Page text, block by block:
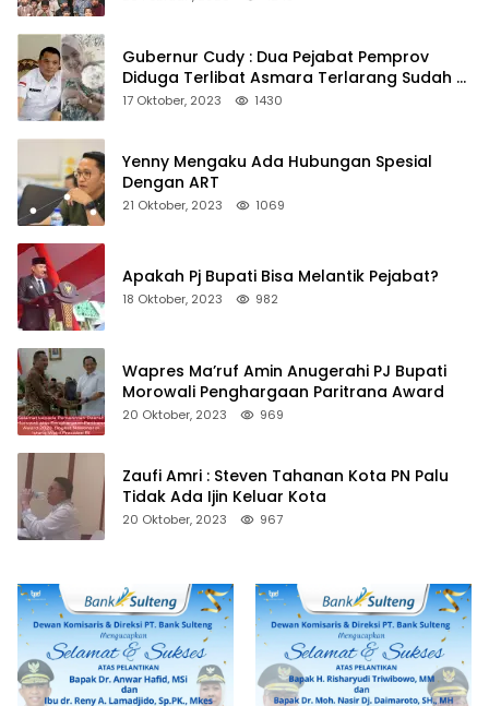
Gubernur Cudy : Dua Pejabat Pemprov
Diduga Terlibat Asmara Terlarang Sudah di
Non Job
17 Oktober, 2023 1430
Yenny Mengaku Ada Hubungan Spesial
Dengan ART
21 Oktober, 2023 1069
Apakah Pj Bupati Bisa Melantik Pejabat?
18 Oktober, 2023 982
Wapres Ma’ruf Amin Anugerahi PJ Bupati
Morowali Penghargaan Paritrana Award
20 Oktober, 2023 969
Zaufi Amri : Steven Tahanan Kota PN Palu
Tidak Ada Ijin Keluar Kota
20 Oktober, 2023 967